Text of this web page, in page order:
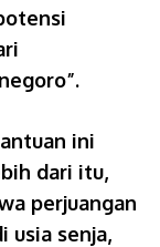
ini
dari itu,
perjuangan
usia senja,